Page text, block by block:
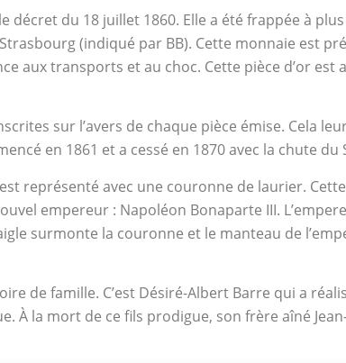
décret du 18 juillet 1860. Elle a été frappée à
(indiqué par BB). Cette monnaie est
aux transports et au choc. Cette pièce d’or est
sur l’avers de chaque pièce émise. Cela
en 1861 et a cessé en 1870 avec la chute du
représenté avec une couronne de laurier.
empereur : Napoléon Bonaparte III.
surmonte la couronne et le manteau de
de famille. C’est Désiré-Albert Barre qui a
À la mort de ce fils prodigue, son frère aîné